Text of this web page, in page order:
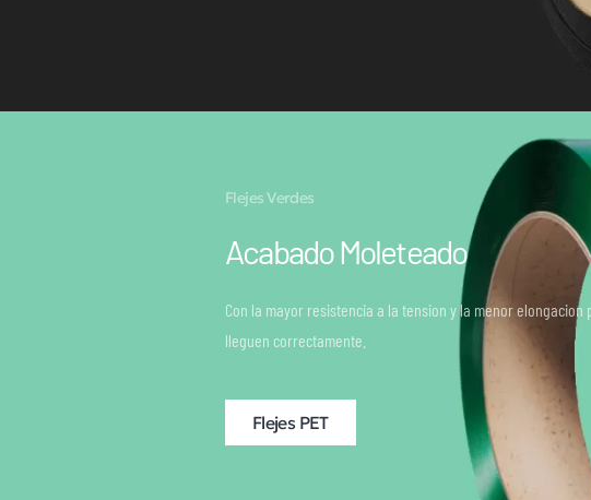
Flejes Verdes
Acabado Moleteado
Con la mayor resistencia a la tension y la menor
lleguen correctamente.
Flejes PET